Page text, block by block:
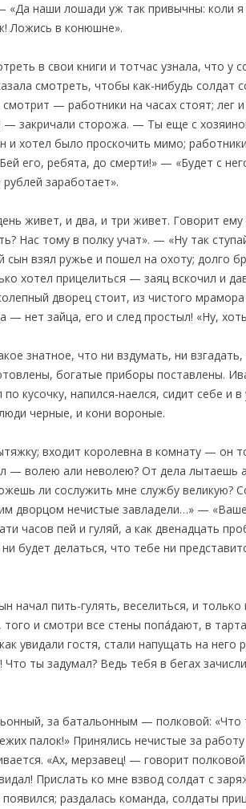
наши лошади уж так привычны: коли я
Ложись в конюшне».
в свои книги и тотчас узнала, что у
смотреть, чтобы как-нибудь солдат
— работники на часах стоят; лег
— закричали сторожа. — Ты еще с
хотел было проскочить мимо;
его, ребята, до смерти!» — «Будет с
заработает».
живет, и два, и три живет. Говорит ему
Нас тому в полку учат». — «Ну так
сын взял ружье и пошел на охоту; долго
хотел прицелиться — заяц вскочил и
дворец стоит, из чистого
нет зайца, его и след простыл! «Ну,
знатное, что ни вздумать, ни взгадать,
богатые приборы поставлены.
кусочку, напился-наелся, сидит себе и в
черные, и кони вороные.
входит королевна в комнату — он
волею али неволею? От дела лытаешь
ли сослужить мне службу великую?
дворцом нечистые завладели…» —
часов пей и гуляй, а как двенадцать
будет делаться, что тебе ни
начал пить-гулять, веселиться, и
и смотри все стены попа́дают, в
увидали гостя, стали напущать на него
ты задумал? Ведь тебя в бегах
за батальонным — полковой: «Что
палок!» Принялись нечистые за
«Ах, мерзавец! — говорит
Прислать ко мне взвод солдат с
раздалась команда, солдаты